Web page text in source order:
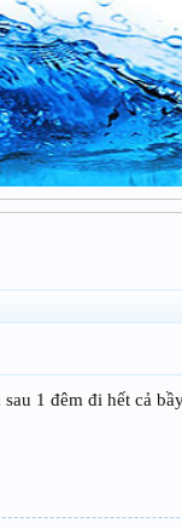
1 đêm đi hết cả